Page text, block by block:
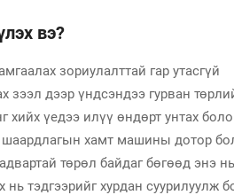
вэ?
зориулалттай гар утасгүй
зээл дээр үндсэндээ гурван
хийх үедээ илүү өндөрт унтах
шаардлагын хамт машины дотор
төрөл байдаг бөгөөд энэ нь
тэдгээрийг хурдан суурилуулж